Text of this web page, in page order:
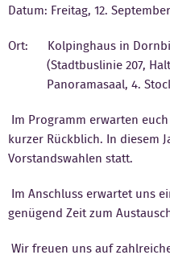
Kontakt
Datum: Freitag, 12.
Ort: Kolpinghaus in
(Stadtbuslinie 207,
Panoramasaal, 4.
Im Programm erwarten
kurzer Rückblich. In diesem
Vorstandswahlen statt.
Im Anschluss erwartet uns
genügend Zeit zum
Wir freuen uns auf